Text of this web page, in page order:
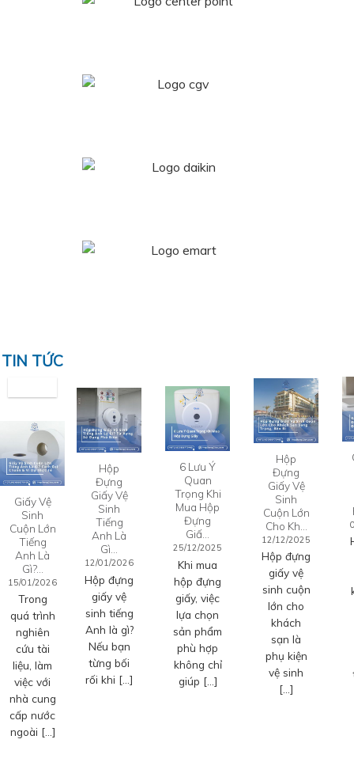
TIN TỨC
Giấy Vệ
Sinh
Cuộn Lớn
Tiếng
Anh Là
Gì?…
15/01/2026
Trong
quá trình
nghiên
cứu tài
liệu, làm
việc với
nhà cung
cấp nước
ngoài […]
Hộp
Đựng
Giấy Vệ
Sinh
Tiếng
Anh Là
Gì…
12/01/2026
Hộp đựng
giấy vệ
sinh tiếng
Anh là gì?
Nếu bạn
từng bối
rối khi […]
6 Lưu Ý
Quan
Trọng Khi
Mua Hộp
Đựng
Giấ…
25/12/2025
Khi mua
hộp đựng
giấy, việc
lựa chọn
sản phẩm
phù hợp
không chỉ
giúp […]
Hộp
Đựng
Giấy Vệ
Sinh
Cuộn Lớn
Cho Kh…
12/12/2025
Hộp đựng
giấy vệ
sinh cuộn
lớn cho
khách
sạn là
phụ kiện
vệ sinh
[…]